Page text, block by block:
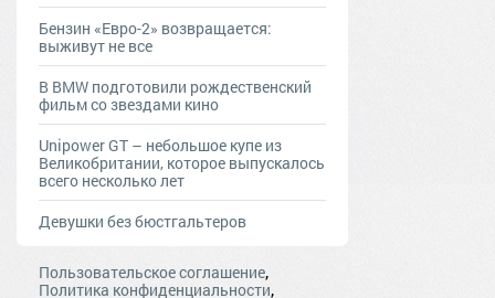
Бензин «Евро-2» возвращается:
выживут не все
В BMW подготовили рождественский
фильм со звездами кино
Unipower GT – небольшое купе из
Великобритании, которое выпускалось
всего несколько лет
Девушки без бюстгальтеров
Пользовательское соглашение,
Политика конфиденциальности,